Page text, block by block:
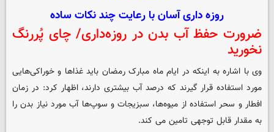
روزه داری آسان با رعایت چند نکات ساده
ضرورت حفظ آب بدن در روزه‌داری/ چای پُررنگ
نخورید
وی با اشاره به اینکه در ایام ماه مبارک رمضان باید غذاها و خوراکی‌هایی
مورد استفاده قرار گیرند که درصد آب بیشتری دارند، اظهار کرد: در زمان
افطار و سحر استفاده از میوه‌ها، سبزیجات و سوپ‌ها آب مورد نیاز بدن را
به مقدار قابل توجهی تامین می کند.